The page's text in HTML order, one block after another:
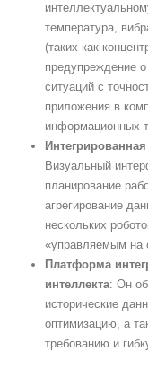
температура,
(таких как
предупреждение
ситуаций с
приложения в
информационных
Визуальный
планирование
агрегирование
нескольких
«управляемым на
Платформа
интеллекта: Он
исторические
оптимизацию, а
требованию и